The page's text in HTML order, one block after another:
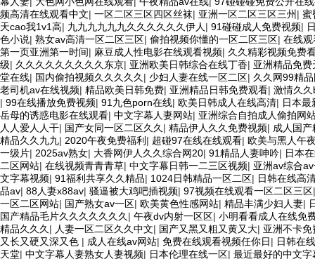
频高清在线观看中文| 一区二区三区四区丝袜| 亚洲一区二区三区三州 | 蜜
天cao我1v1高| 九九九九九九久久久久久久伊人 | 91碰碰成人免费视频|
色小说| 熟女av高清一区二区三区| 偷拍视频你懂的一区二区三区| 在线
第一页亚洲第一时间| 麻豆成人性电影在线观看视频| 久久精彩视频免费
级| 久久久久久久久久久东京| 亚洲欧美日韩综合在线丁香| 亚洲精品免费
堂在线| 国内偷拍视频久久久久久 | 少妇人妻在线一区二区| 久久网99精
老司机av在线视频| 精品欧美日韩免费| 亚洲精品日韩免费观看| 激情久
| 99在线播放免费视频| 91九色porn在线| 欧美日韩成人在线高清| 日本最
岳母的诱惑电影在线观看| 中文字幕人妻网站| 亚洲综合自拍成人偷拍网
人人爱人人干| 国产女同一区二区久久 | 精品伊人久久免费视频| 成人国
精品久久九九| 2020午夜免费福利 | 超碰97在线在线观看| 欧美与黑人午
一级片| 2025av熟女| 大香网伊人久久综合网20| 91精品人妻呻吟| 日本
二区网站| 在线视频青青青草| 中文字幕日韩一二三区视频| 亚洲av综合
文字幕视频| 91福利共享久久精品| 1024日韩精品一区二区| 日韩在线高
品av| 88人妻x88av| 骚逼被大鸡吧插视频| 97视频在线观看一区二区三区
一区二区网站| 国产熟女av一区| 欧美黄色性感网站| 精品丰满少妇人妻|
国产精品毛片久久久久久久久 | 午夜dv内射一区区| 小明看看成人在线免
精品久久久 | 人妻一区二区久久中文| 国产又黑又粗又黄又大| 亚洲不卡免
又长又硬又深又色 | 成人在线av网站| 免费在线观看视频任你日| 日韩在
天堂| 中文字幕人妻熟女人妻视频| 日本伦理在线一区| 最近最好的中文字